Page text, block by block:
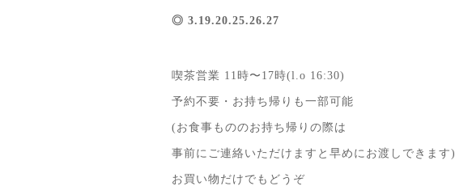
◎ 3.19.20.25.26.27
喫茶営業 11時〜17時(l.o 16:30)
予約不要・お持ち帰りも一部可能
(お食事もののお持ち帰りの際は
事前にご連絡いただけますと早めにお渡しできます)
お買い物だけでもどうぞ